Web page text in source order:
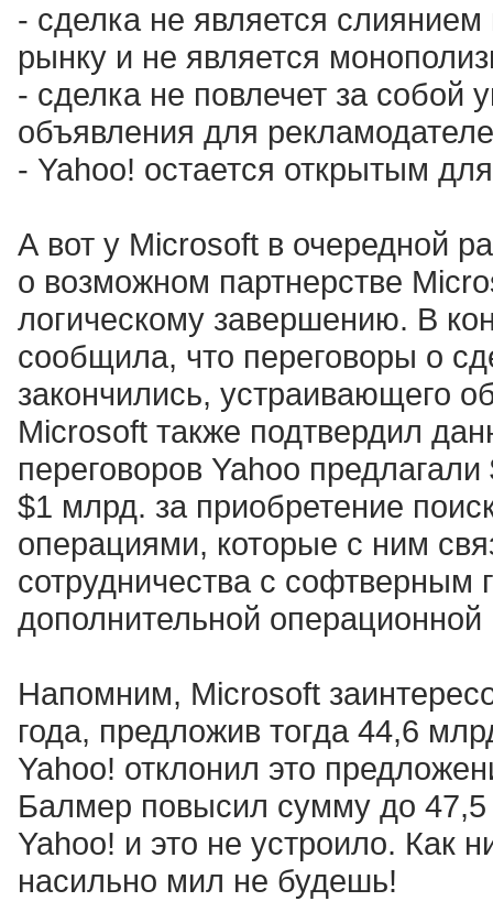
- сделка не является
рынку и не является
- сделка не повлечет за собой
объявления для
- Yahoo! остается открытым
А вот у Microsoft в очередной
о возможном партнерстве
логическому завершению. В
сообщила, что переговоры о
закончились, устраивающего
Microsoft также подтвердил
переговоров Yahoo
$1 млрд. за приобретение
операциями, которые с ним
сотрудничества с софтверным
дополнительной
Напомним, Microsoft
года, предложив тогда 44,6
Yahoo! отклонил это
Балмер повысил сумму до 47,5
Yahoo! и это не устроило. Как
насильно мил не будешь!